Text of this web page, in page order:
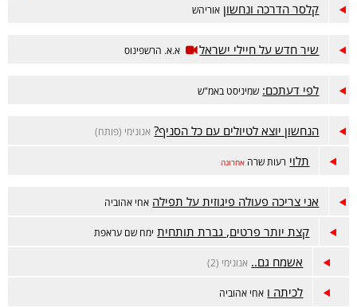
קלסר הדרכה ונחשון אוריהש
שיר חדש על חיילי ישראל א.א. הרשפינוס
לפי דעתכם: שמיניסט באמ"ש
הנחשון יוצא לטיולים עם כל הסניף? אנונימי (פותח)
תלוי רעות שרה אחרונה
אני צריכה פעולה פיגוזית על תפילה אחי אהוביה
קצת יותר פרטים, גברת תותחית ימח שם עראפת
אשמח גם.. אנונימי (2)
לכיתה ו אחי אהוביה